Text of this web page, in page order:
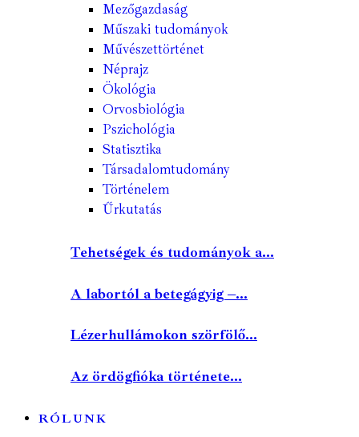
Mezőgazdaság
Műszaki tudományok
Művészettörténet
Néprajz
Ökológia
Orvosbiológia
Pszichológia
Statisztika
Társadalomtudomány
Történelem
Űrkutatás
Tehetségek és tudományok a...
A labortól a betegágyig –...
Lézerhullámokon szörfölő...
Az ördögfióka története...
RÓLUNK